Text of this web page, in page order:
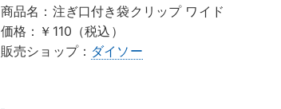
商品名：注ぎ口付き袋クリップ ワイド
価格：￥110（税込）
販売ショップ： ダイソー